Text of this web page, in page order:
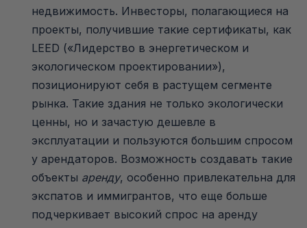
недвижимость. Инвесторы, полагающиеся на
проекты, получившие такие сертификаты, как
LEED («Лидерство в энергетическом и
экологическом проектировании»),
позиционируют себя в растущем сегменте
рынка. Такие здания не только экологически
ценны, но и зачастую дешевле в
эксплуатации и пользуются большим спросом
у арендаторов. Возможность создавать такие
объекты аренду, особенно привлекательна для
экспатов и иммигрантов, что еще больше
подчеркивает высокий спрос на аренду